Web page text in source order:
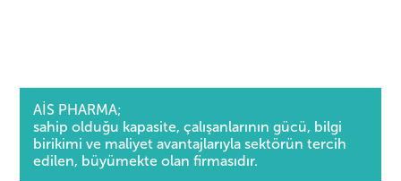
AİS PHARMA;
sahip olduğu kapasite, çalışanlarının gücü, bilgi
birikimi ve maliyet avantajlarıyla sektörün tercih
edilen, büyümekte olan firmasıdır.